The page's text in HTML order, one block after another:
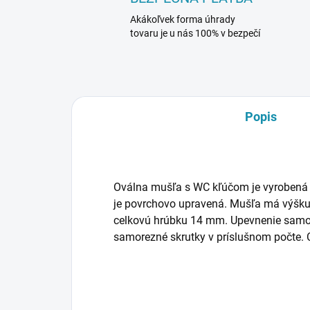
Akákoľvek forma úhrady
tovaru je u nás 100% v bezpečí
Popis
Oválna mušľa s WC kľúčom je
je povrchovo upravená. Mušľa má
celkovú hrúbku 14 mm. Upevnenie
samorezné skrutky v príslušnom počte.